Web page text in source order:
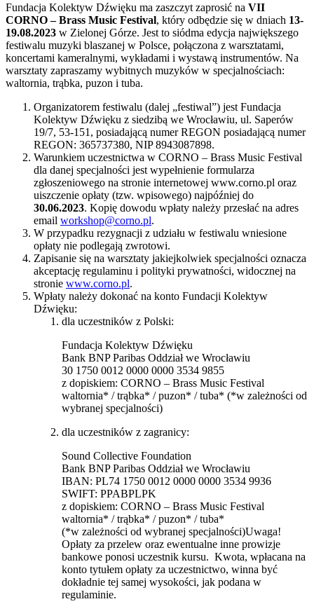
Fundacja Kolektyw Dźwięku ma zaszczyt zaprosić na VII
CORNO – Brass Music Festival, który odbędzie się w dniach 13-
19.08.2023 w Zielonej Górze. Jest to siódma edycja największego
festiwalu muzyki blaszanej w Polsce, połączona z warsztatami,
koncertami kameralnymi, wykładami i wystawą instrumentów. Na
warsztaty zapraszamy wybitnych muzyków w specjalnościach:
waltornia, trąbka, puzon i tuba.
Organizatorem festiwalu (dalej „festiwal”) jest Fundacja
Kolektyw Dźwięku z siedzibą we Wrocławiu, ul. Saperów
19/7, 53-151, posiadającą numer REGON posiadającą numer
REGON: 365737380, NIP 8943087898.
Warunkiem uczestnictwa w CORNO – Brass Music Festival
dla danej specjalności jest wypełnienie formularza
zgłoszeniowego na stronie internetowej www.corno.pl oraz
uiszczenie opłaty (tzw. wpisowego) najpóźniej do
30.06.2023. Kopię dowodu wpłaty należy przesłać na adres
email workshop@corno.pl.
W przypadku rezygnacji z udziału w festiwalu wniesione
opłaty nie podlegają zwrotowi.
Zapisanie się na warsztaty jakiejkolwiek specjalności oznacza
akceptację regulaminu i polityki prywatności, widocznej na
stronie www.corno.pl.
Wpłaty należy dokonać na konto Fundacji Kolektyw
Dźwięku:
dla uczestników z Polski:
Fundacja Kolektyw Dźwięku
Bank BNP Paribas Oddział we Wrocławiu
30 1750 0012 0000 0000 3534 9855
z dopiskiem: CORNO – Brass Music Festival
waltornia* / trąbka* / puzon* / tuba* (*w zależności od
wybranej specjalności)
dla uczestników z zagranicy:
Sound Collective Foundation
Bank BNP Paribas Oddział we Wrocławiu
IBAN: PL74 1750 0012 0000 0000 3534 9936
SWIFT: PPABPLPK
z dopiskiem: CORNO – Brass Music Festival
waltornia* / trąbka* / puzon* / tuba*
(*w zależności od wybranej specjalności)Uwaga!
Opłaty za przelew oraz ewentualne inne prowizje
bankowe ponosi uczestnik kursu. Kwota, wpłacana na
konto tytułem opłaty za uczestnictwo, winna być
dokładnie tej samej wysokości, jak podana w
regulaminie.